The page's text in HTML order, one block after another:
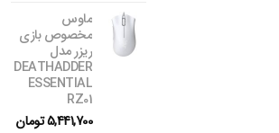
ماوس
مخصوص بازی
ریزر مدل
DEATHADDER
ESSENTIAL
RZ01
5,441,700تومان